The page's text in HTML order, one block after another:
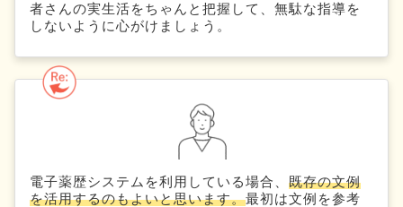
者さんの実生活をちゃんと把握して、無駄な指導を
しないように心がけましょう。
電子薬歴システムを利用している場合、 既存の文例
を活用するのもよいと思います。最初は文例を参考